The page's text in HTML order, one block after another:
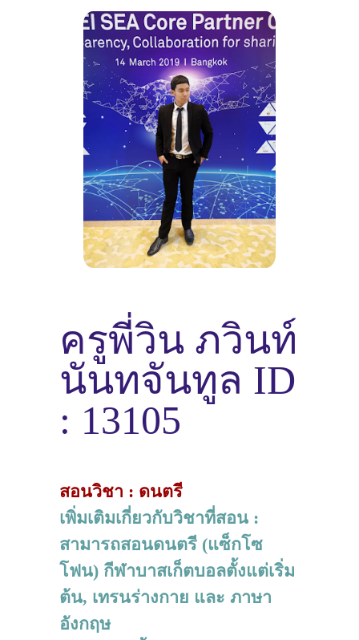
ครูพี่วิน ภวินท์
นันทจันทูล ID
: 13105
สอนวิชา : ดนตรี
เพิ่มเติมเกี่ยวกับวิชาที่สอน :
สามารถสอนดนตรี (แซ็กโซ
โฟน) กีฬาบาสเก็ตบอลตั้งแต่เริ่ม
ต้น, เทรนร่างกาย และ ภาษา
อังกฤษ